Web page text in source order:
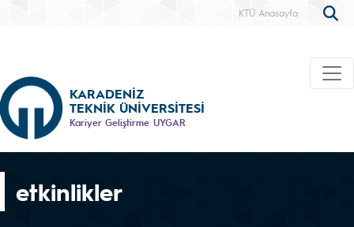
KTÜ Anasayfa
KARADENİZ
TEKNİK ÜNİVERSİTESİ
Kariyer Geliştirme UYGAR
etkinlikler